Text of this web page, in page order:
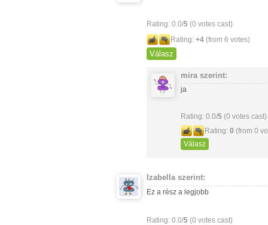
Rating: 0.0/5 (0 votes cast)
Rating: +4 (from 6 votes)
Válasz
mira szerint:
ja
Rating: 0.0/5 (0 votes cast)
Rating: 0 (from 0
Válasz
Izabella szerint:
Ez a rész a legjobb
Rating: 0.0/5 (0 votes cast)